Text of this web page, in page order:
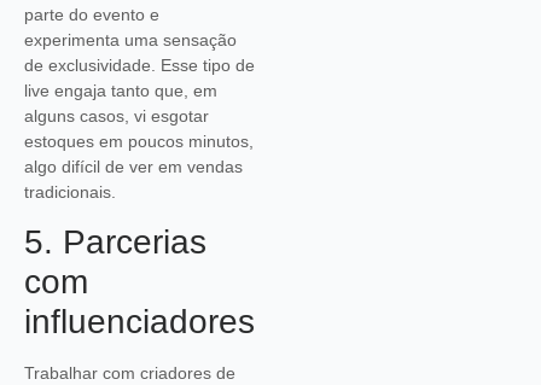
parte do evento e
experimenta uma sensação
de exclusividade. Esse tipo de
live engaja tanto que, em
alguns casos, vi esgotar
estoques em poucos minutos,
algo difícil de ver em vendas
tradicionais.
5. Parcerias
com
influenciadores
Trabalhar com criadores de